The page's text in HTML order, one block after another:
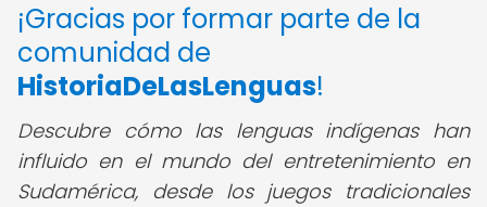
¡Gracias por formar parte de la
comunidad de
HistoriaDeLasLenguas!
Descubre cómo las lenguas indígenas han
influido en el mundo del entretenimiento en
Sudamérica, desde los juegos tradicionales